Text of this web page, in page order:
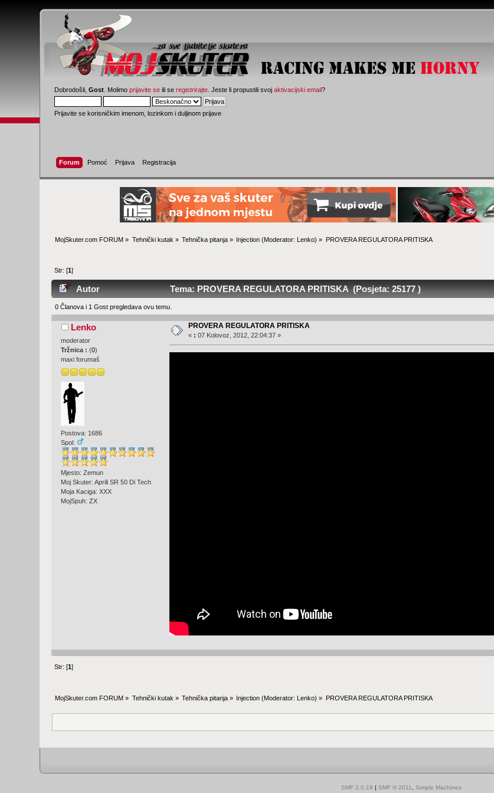
Dobrodošli,Gost . Molimoprijavite se ili seregistrirajte . Jeste li propustili svojaktivacijski email?
Prijavite se korisničkim imenom, lozinkom i duljinom prijave
Forum Pomoć Prijava Registracija
MojSkuter.com FORUM » Tehnički kutak » Tehnička pitanja » Injection (Moderator: Lenko) » PROVERA REGULATORA PRITISKA
Str: [1]
Autor Tema: PROVERA REGULATORA PRITISKA (Posjeta: 25177 )
0 Članova i 1 Gost pregledava ovu temu.
Lenko
moderator
Tržnica :(0)
maxi forumaš
Postova: 1686
Spol:
Mjesto: Zemun
Moj Skuter: Aprili SR 50 Di Tech
Moja Kaciga: XXX
MojSpuh: ZX
PROVERA REGULATORA PRITISKA
« : 07 Kolovoz, 2012, 22:04:37 »
Str: [1]
MojSkuter.com FORUM » Tehnički kutak» Tehnička pitanja » Injection (Moderator: Lenko) » PROVERA REGULATORA PRITISKA
SMF 2.0.19 | SMF © 2011 Simple Machines